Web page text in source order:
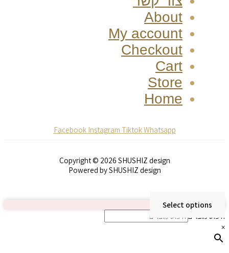
About
My account
Checkout
Cart
Store
Home
Facebook Instagram TiktokWhatsapp
Copyright © 2026 SHUSHIZ design
Powered by SHUSHIZ design
Select options
חיפוש מוצרים
×